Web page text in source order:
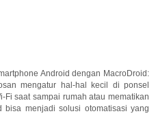
Android dengan MacroDroid:
mengatur hal-hal kecil di ponsel
saat sampai rumah atau mematikan
bisa menjadi solusi otomatisasi yang